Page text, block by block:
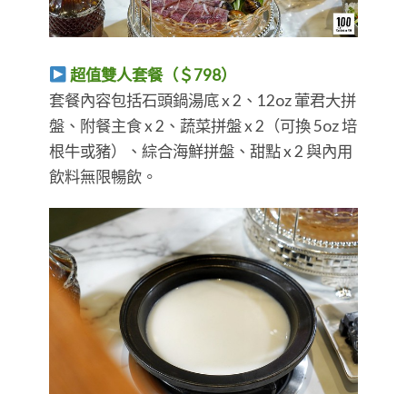
超值雙人套餐（＄798）
套餐內容包括石頭鍋湯底 x 2、12oz 葷君大拼
盤、附餐主食 x 2、蔬菜拼盤 x 2（可換 5oz 培
根牛或豬）、綜合海鮮拼盤、甜點 x 2 與內用
飲料無限暢飲。